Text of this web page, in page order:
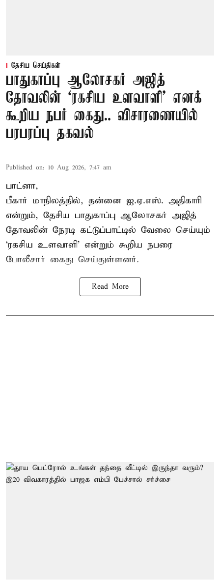
தேசிய செய்திகள்
பாதுகாப்பு ஆலோசகர் அஜித்
தோவலின் ‘ரகசிய உளவாளி’ எனக்
கூறிய நபர் கைது.. விசாரணையில்
பரபரப்பு தகவல்
Published on: 10 Aug 2026, 7:47 am
பாட்னா,
பீகார் மாநிலத்தில், தன்னை ஐ.ஏ.எஸ். அதிகாரி
என்றும், தேசிய பாதுகாப்பு ஆலோசகர் அஜித்
தோவலின் நேரடி கட்டுப்பாட்டில் வேலை செய்யும்
‘ரகசிய உளவாளி’ என்றும் கூறிய நபரை
போலீசார் கைது செய்துள்ளனர்.
Read More